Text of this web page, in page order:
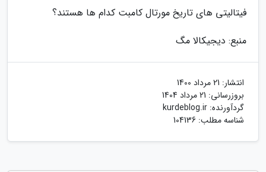
فیتالیتی های تاریخ مورتال کامبت کدام ها هستند؟
منبع: دیجیکالا مگ
انتشار: 21 مرداد 1400
بروزرسانی: 21 مرداد 1404
گردآورنده: kurdeblog.ir
شناسه مطلب: 104136